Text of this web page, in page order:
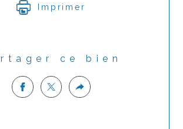
Imprimer
ce bien